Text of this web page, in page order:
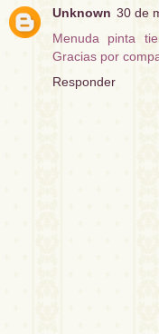
Unknown 30 de
Menuda pinta
Gracias por
Responder